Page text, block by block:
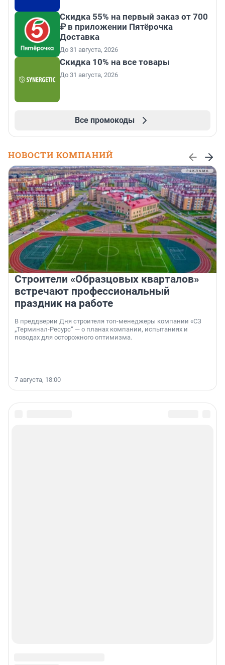
Скидка 55% на первый заказ от 700
₽ в приложении Пятёрочка
Доставка
До 31 августа, 2026
Скидка 10% на все товары
До 31 августа, 2026
Все промокоды
НОВОСТИ КОМПАНИЙ
Строители «Образцовых кварталов»
встречают профессиональный
праздник на работе
В преддверии Дня строителя топ-менеджеры компании «СЗ
„Терминал-Ресурс“ — о планах компании, испытаниях и
поводах для осторожного оптимизма.
7 августа, 18:00